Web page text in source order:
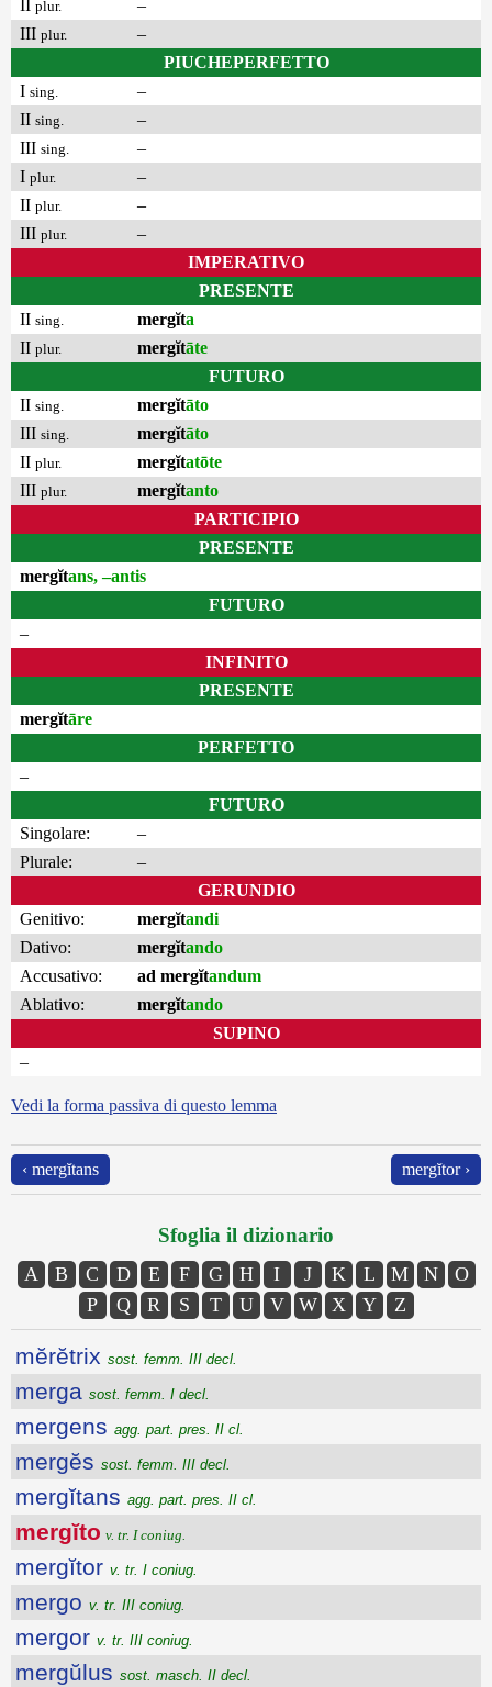
plur.
–
III plur.
–
PIUCHEPERFETTO
I sing.
–
II sing.
–
III sing.
–
I plur.
–
II plur.
–
III plur.
–
IMPERATIVO
PRESENTE
II sing. mergĭta
II plur. mergĭtāte
FUTURO
II sing. mergĭtāto
III sing. mergĭtāto
II plur. mergĭtatōte
III plur. mergĭtanto
PARTICIPIO
PRESENTE
mergĭtans, –antis
FUTURO
–
INFINITO
PRESENTE
mergĭtāre
PERFETTO
–
FUTURO
Singolare:
–
Plurale:
–
GERUNDIO
Genitivo:
mergĭtandi
Dativo:
mergĭtando
Accusativo:
ad mergĭtandum
Ablativo:
mergĭtando
SUPINO
–
Vedi la forma passiva di questo lemma
‹ mergĭtans mergĭtor ›
Sfoglia il dizionario
A B C D E F G H I J K L M N
O
P
Q R S T U V W X Y Z
mĕrĕtrix sost. femm. III decl.
merga sost. femm. I decl.
mergens agg. part. pres. II cl.
mergĕs sost. femm. III decl.
mergĭtans agg. part. pres. II cl.
mergĭto v. tr. I coniug.
mergĭtor v. tr. I coniug.
mergo v. tr. III coniug.
mergor v. tr. III coniug.
mergŭlus sost. masch. II decl.